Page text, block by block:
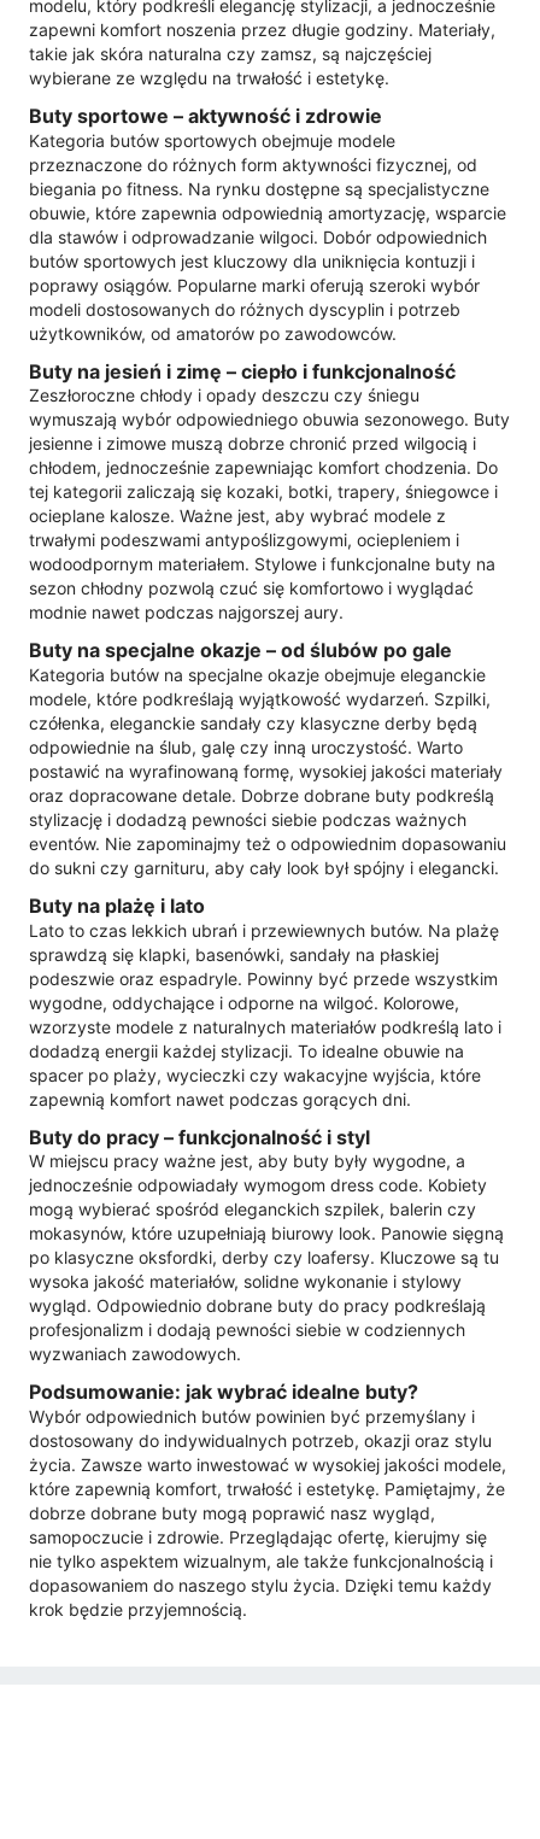
modelu, który podkreśli elegancję stylizacji, a jednocześnie
zapewni komfort noszenia przez długie godziny. Materiały,
takie jak skóra naturalna czy zamsz, są najczęściej
wybierane ze względu na trwałość i estetykę.
Buty sportowe – aktywność i zdrowie
Kategoria butów sportowych obejmuje modele
przeznaczone do różnych form aktywności fizycznej, od
biegania po fitness. Na rynku dostępne są specjalistyczne
obuwie, które zapewnia odpowiednią amortyzację, wsparcie
dla stawów i odprowadzanie wilgoci. Dobór odpowiednich
butów sportowych jest kluczowy dla uniknięcia kontuzji i
poprawy osiągów. Popularne marki oferują szeroki wybór
modeli dostosowanych do różnych dyscyplin i potrzeb
użytkowników, od amatorów po zawodowców.
Buty na jesień i zimę – ciepło i funkcjonalność
Zeszłoroczne chłody i opady deszczu czy śniegu
wymuszają wybór odpowiedniego obuwia sezonowego. Buty
jesienne i zimowe muszą dobrze chronić przed wilgocią i
chłodem, jednocześnie zapewniając komfort chodzenia. Do
tej kategorii zaliczają się kozaki, botki, trapery, śniegowce i
ocieplane kalosze. Ważne jest, aby wybrać modele z
trwałymi podeszwami antypoślizgowymi, ociepleniem i
wodoodpornym materiałem. Stylowe i funkcjonalne buty na
sezon chłodny pozwolą czuć się komfortowo i wyglądać
modnie nawet podczas najgorszej aury.
Buty na specjalne okazje – od ślubów po gale
Kategoria butów na specjalne okazje obejmuje eleganckie
modele, które podkreślają wyjątkowość wydarzeń. Szpilki,
czółenka, eleganckie sandały czy klasyczne derby będą
odpowiednie na ślub, galę czy inną uroczystość. Warto
postawić na wyrafinowaną formę, wysokiej jakości materiały
oraz dopracowane detale. Dobrze dobrane buty podkreślą
stylizację i dodadzą pewności siebie podczas ważnych
eventów. Nie zapominajmy też o odpowiednim dopasowaniu
do sukni czy garnituru, aby cały look był spójny i elegancki.
Buty na plażę i lato
Lato to czas lekkich ubrań i przewiewnych butów. Na plażę
sprawdzą się klapki, basenówki, sandały na płaskiej
podeszwie oraz espadryle. Powinny być przede wszystkim
wygodne, oddychające i odporne na wilgoć. Kolorowe,
wzorzyste modele z naturalnych materiałów podkreślą lato i
dodadzą energii każdej stylizacji. To idealne obuwie na
spacer po plaży, wycieczki czy wakacyjne wyjścia, które
zapewnią komfort nawet podczas gorących dni.
Buty do pracy – funkcjonalność i styl
W miejscu pracy ważne jest, aby buty były wygodne, a
jednocześnie odpowiadały wymogom dress code. Kobiety
mogą wybierać spośród eleganckich szpilek, balerin czy
mokasynów, które uzupełniają biurowy look. Panowie sięgną
po klasyczne oksfordki, derby czy loafersy. Kluczowe są tu
wysoka jakość materiałów, solidne wykonanie i stylowy
wygląd. Odpowiednio dobrane buty do pracy podkreślają
profesjonalizm i dodają pewności siebie w codziennych
wyzwaniach zawodowych.
Podsumowanie: jak wybrać idealne buty?
Wybór odpowiednich butów powinien być przemyślany i
dostosowany do indywidualnych potrzeb, okazji oraz stylu
życia. Zawsze warto inwestować w wysokiej jakości modele,
które zapewnią komfort, trwałość i estetykę. Pamiętajmy, że
dobrze dobrane buty mogą poprawić nasz wygląd,
samopoczucie i zdrowie. Przeglądając ofertę, kierujmy się
nie tylko aspektem wizualnym, ale także funkcjonalnością i
dopasowaniem do naszego stylu życia. Dzięki temu każdy
krok będzie przyjemnością.